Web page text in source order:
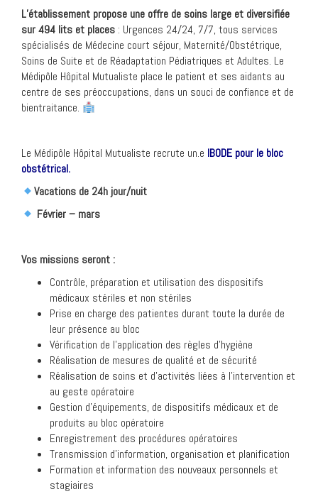
L’établissement propose une offre de soins large et diversifiée
sur 494 lits et places : Urgences 24/24, 7/7, tous services
spécialisés de Médecine court séjour, Maternité/Obstétrique,
Soins de Suite et de Réadaptation Pédiatriques et Adultes. Le
Médipôle Hôpital Mutualiste place le patient et ses aidants au
centre de ses préoccupations, dans un souci de confiance et de
bientraitance.
Le Médipôle Hôpital Mutualiste recrute un.e IBODE pour le bloc
obstétrical.
Vacations de 24h jour/nuit
Février – mars
Vos missions seront :
Contrôle, préparation et utilisation des dispositifs
médicaux stériles et non stériles
Prise en charge des patientes durant toute la durée de
leur présence au bloc
Vérification de l’application des règles d’hygiène
Réalisation de mesures de qualité et de sécurité
Réalisation de soins et d’activités liées à l’intervention et
au geste opératoire
Gestion d’équipements, de dispositifs médicaux et de
produits au bloc opératoire
Enregistrement des procédures opératoires
Transmission d’information, organisation et planification
Formation et information des nouveaux personnels et
stagiaires